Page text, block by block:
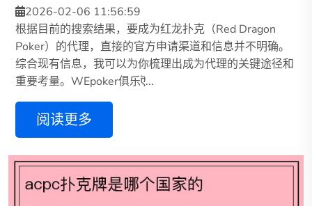
2026-02-06 11:56:59
根据目前的搜索结果，要成为红龙扑克（Red Dragon
Poker）的代理，直接的官方申请渠道和信息并不明确。
综合现有信息，我可以为你梳理出成为代理的关键途径和
重要考量。WEpoker俱乐ऎ...
阅读更多